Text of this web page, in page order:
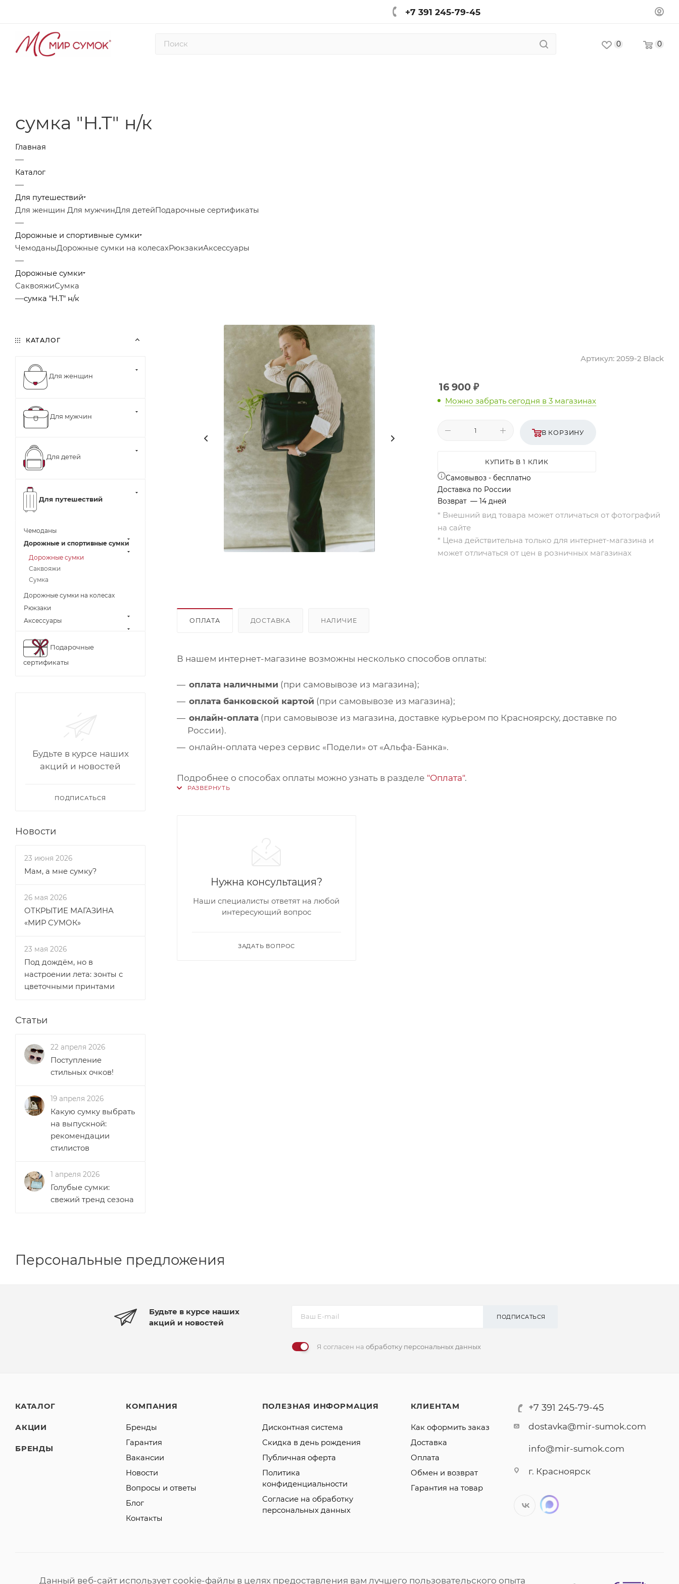
+7 391 245-79-45
0 0
сумка "H.T" н/к
Главная
—
Каталог
—
Для путешествий
Для женщин Для мужчинДля детейПодарочные сертификаты
—
Дорожные и спортивные сумки
ЧемоданыДорожные сумки на колесахРюкзакиАксессуары
—
Дорожные сумки
СаквояжиСумка
—сумка "H.T" н/к
Артикул: 2059-2 Black
16 900₽
Можно забрать сегодня в 3 магазинах
В КОРЗИНУ
КУПИТЬ В 1 КЛИК
Самовывоз - бесплатно
Доставка по России
Возврат — 14 дней
* Внешний вид товара может отличаться от фотографий
на сайте
* Цена действительна только для интернет-магазина и
может отличаться от цен в розничных магазинах
ОПЛАТА ДОСТАВКА НАЛИЧИЕ
В нашем интернет-магазине возможны несколько способов оплаты:
оплата наличными (при самовывозе из магазина);
оплата банковской картой (при самовывозе из магазина);
онлайн-оплата (при самовывозе из магазина, доставке курьером по Красноярску, доставке по
России).
онлайн-оплата через сервис «Подели» от «Альфа-Банка».
Подробнее о способах оплаты можно узнать в разделе "Оплата".
Нужна консультация?
Наши специалисты ответят на любой
интересующий вопрос
ЗАДАТЬ ВОПРОС
КАТАЛОГ
Для женщин
Для мужчин
Для детей
Для путешествий
Чемоданы
Дорожные и спортивные сумки
Дорожные сумки
Саквояжи
Сумка
Дорожные сумки на колесах
Рюкзаки
Аксессуары
Подарочные
сертификаты
Будьте в курсе наших
акций и новостей
ПОДПИСАТЬСЯ
Новости
23 июня 2026
Мам, а мне сумку?
26 мая 2026
ОТКРЫТИЕ МАГАЗИНА
«МИР СУМОК»
23 мая 2026
Под дождём, но в
настроении лета: зонты с
цветочными принтами
Статьи
22 апреля 2026
Поступление
стильных очков!
19 апреля 2026
Какую сумку выбрать
на выпускной:
рекомендации
стилистов
1 апреля 2026
Голубые сумки:
свежий тренд сезона
Персональные предложения
Будьте в курсе наших
акций и новостей
ПОДПИСАТЬСЯ
Я согласен на обработку персональных данных
КАТАЛОГ
АКЦИИ
БРЕНДЫ
КОМПАНИЯ
Бренды
Гарантия
Вакансии
Новости
Вопросы и ответы
Блог
Контакты
ПОЛЕЗНАЯ ИНФОРМАЦИЯ
Дисконтная система
Скидка в день рождения
Публичная оферта
Политика
конфиденциальности
Согласие на обработку
персональных данных
КЛИЕНТАМ
Как оформить заказ
Доставка
Оплата
Обмен и возврат
Гарантия на товар
+7 391 245-79-45
dostavka@mir-sumok.com
info@mir-sumok.com
г. Красноярск
Данный веб-сайт использует cookie-файлы в целях предоставления вам лучшего пользовательского опыта